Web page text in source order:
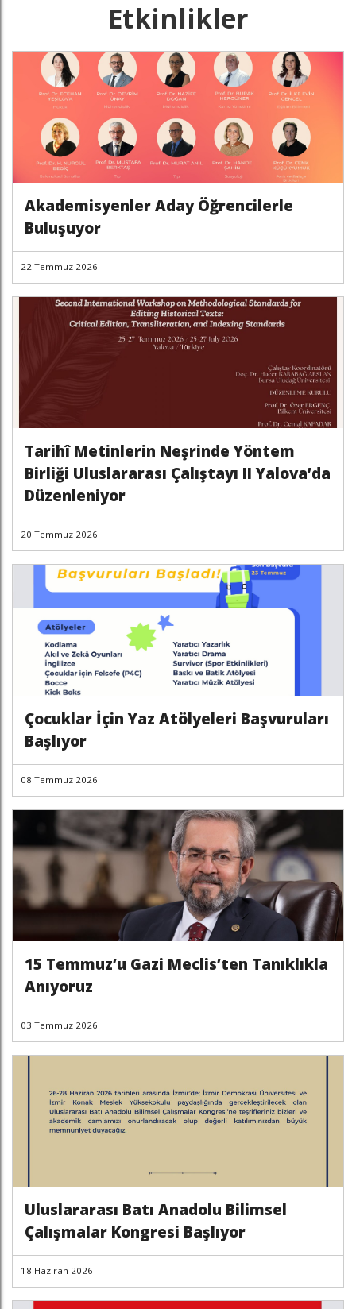
Etkinlikler
Akademisyenler Aday Öğrencilerle
Buluşuyor
22 Temmuz 2026
Tarihî Metinlerin Neşrinde Yöntem
Birliği Uluslararası Çalıştayı II Yalova’da
Düzenleniyor
20 Temmuz 2026
Çocuklar İçin Yaz Atölyeleri Başvuruları
Başlıyor
08 Temmuz 2026
15 Temmuz’u Gazi Meclis’ten Tanıklıkla
Anıyoruz
03 Temmuz 2026
Uluslararası Batı Anadolu Bilimsel
Çalışmalar Kongresi Başlıyor
18 Haziran 2026